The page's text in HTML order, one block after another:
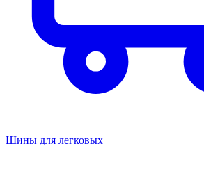
Шины для легковых